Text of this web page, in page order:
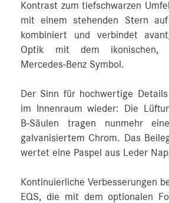
Kontrast zum tiefschwarzen
mit einem stehenden Stern
kombiniert und verbindet
Optik mit dem ikonischen,
Mercedes‑Benz Symbol.
Der Sinn für hochwertige
im Innenraum wieder: Die
B‑Säulen tragen nunmehr
galvanisiertem Chrom. Das
wertet eine Paspel aus Leder
Kontinuierliche Verbesserungen
EQS, die mit dem optionalen